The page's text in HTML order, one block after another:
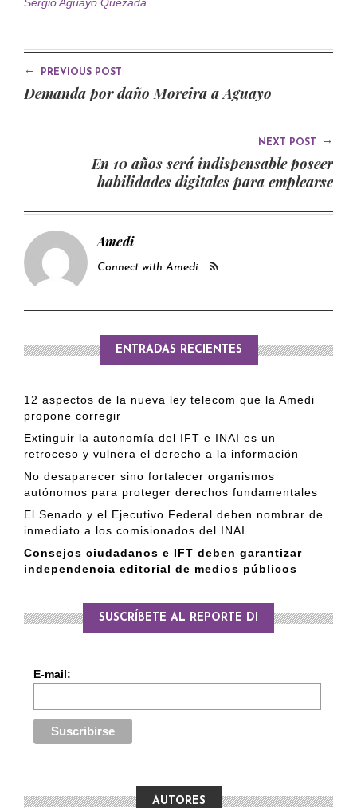
← PREVIOUS POST
Demanda por daño Moreira a Aguayo
NEXT POST →
En 10 años será indispensable poseer
habilidades digitales para emplearse
Amedi
Connect with Amedi
ENTRADAS RECIENTES
12 aspectos de la nueva ley telecom que la Amedi
propone corregir
Extinguir la autonomía del IFT e INAI es un
retroceso y vulnera el derecho a la información
No desaparecer sino fortalecer organismos
autónomos para proteger derechos fundamentales
El Senado y el Ejecutivo Federal deben nombrar de
inmediato a los comisionados del INAI
Consejos ciudadanos e IFT deben garantizar
independencia editorial de medios públicos
SUSCRÍBETE AL REPORTE DI
E-mail:
AUTORES